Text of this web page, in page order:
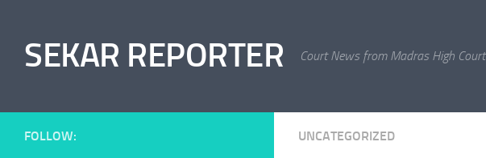
SEKAR REPORTER Court News from Madras High Court
UNCATEGORIZED
FOLLOW: